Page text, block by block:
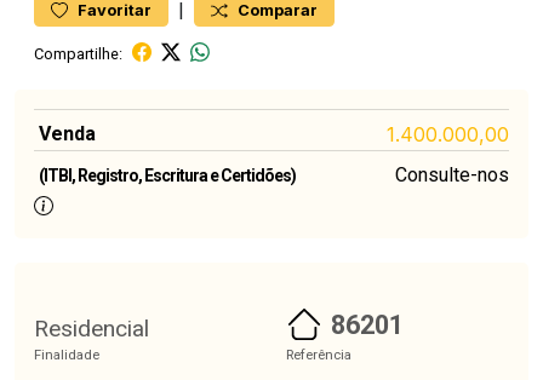
Favoritar | Comparar
Compartilhe:
Venda 1.400.000,00
(ITBI, Registro, Escritura e Certidões) Consulte-nos
Residencial
Finalidade
86201
Referência